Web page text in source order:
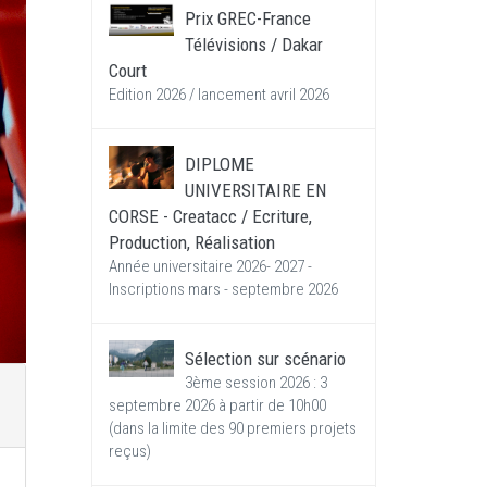
Prix GREC-France
Télévisions / Dakar
Court
Edition 2026 / lancement avril 2026
DIPLOME
UNIVERSITAIRE EN
CORSE - Creatacc / Ecriture,
Production, Réalisation
Année universitaire 2026- 2027 -
Inscriptions mars - septembre 2026
Sélection sur scénario
3ème session 2026 : 3
septembre 2026 à partir de 10h00
(dans la limite des 90 premiers projets
reçus)